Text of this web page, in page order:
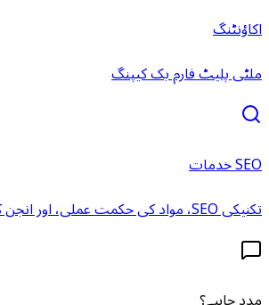
اکاؤنٹنگ
ملٹی پلیٹ فارم بک کیپنگ
SEO خدمات
تکنیکی SEO، مواد کی حکمت عملی، اور انجن کی اصلاح کا جواب